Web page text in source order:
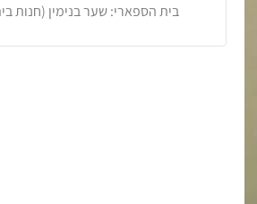
בית הספארי: שער בנימין